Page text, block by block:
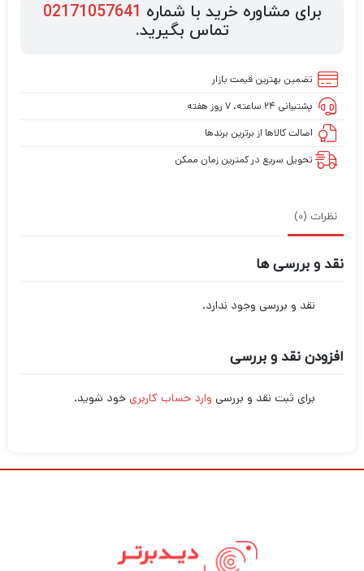
برای مشاوره خرید با شماره 02171057641
تماس بگیرید.
تضمین بهترین قیمت بازار
پشتیبانی ۲۴ ساعته، ۷ روز هفته
اصالت کالاها از برترین برندها
تحویل سریع در کمترین زمان ممکن
نظرات (0)
نقد و بررسی ها
نقد و بررسی وجود ندارد.
افزودن نقد و بررسی
برای ثبت نقد و بررسی وارد حساب کاربری خود شوید.